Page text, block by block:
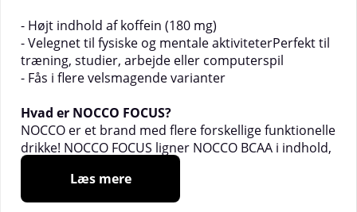
- Højt indhold af koffein (180 mg)
- Velegnet til fysiske og mentale aktiviteterPerfekt til
træning, studier, arbejde eller computerspil
- Fås i flere velsmagende varianter
Hvad er NOCCO FOCUS?
NOCCO er et brand med flere forskellige funktionelle
drikke! NOCCO FOCUS ligner NOCCO BCAA i indhold,
men i stedet for BCAA indeholder den koffein, grøn
te og vitaminer. Derfor er NOCCO FOCUS særligt
velegnet til dig, der spiller computer, arbejder eller
Læs mere